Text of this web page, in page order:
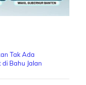
Tak Ada
Bahu Jalan